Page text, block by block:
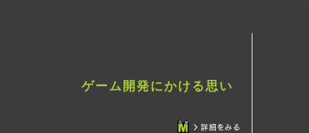
ゲーム開発にかける思い